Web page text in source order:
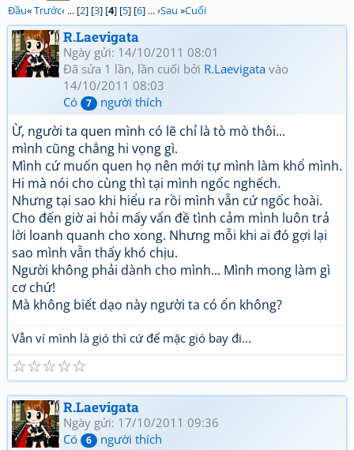
Đầu«Trước‹ ... [2] [3] [4] [5] [6] ... ›Sau »Cuối
R.Laevigata
Ngày gửi: 14/10/2011 08:01
Đã sửa 1 lần, lần cuối bởi R.Laevigata vào
14/10/2011 08:03
Có
7 người thích
Ừ, người ta quen mình có lẽ chỉ là tò mò thôi...
mình cũng chẳng hi vọng gì.
Mình cứ muốn quen họ nên mới tự mình làm khổ mình.
Hi mà nói cho cùng thì tại mình ngốc nghếch.
Nhưng tại sao khi hiểu ra rồi mình vẫn cứ ngốc hoài.
Cho đến giờ ai hỏi mấy vấn đề tình cảm mình luôn trả
lời loanh quanh cho xong. Nhưng mỗi khi ai đó gợi lại
sao mình vẫn thấy khó chịu.
Người không phải dành cho mình... Mình mong làm gì
cơ chứ!
Mà không biết dạo này người ta có ổn không?
Vẫn ví mình là gió thì cứ để mặc gió bay đi...
☆
☆
☆
☆
☆
R.Laevigata
Ngày gửi: 17/10/2011 09:36
Có
6 người thích